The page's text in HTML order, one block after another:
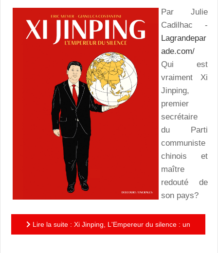
Par Julie
Cadilhac -
Lagrandepar
ade.com/
Qui est
vraiment Xi
Jinping,
premier
secrétaire
du Parti
communiste
chinois et
maître
redouté de
son pays?
Lire la suite : Xi Jinping, L'Empereur du silence : un